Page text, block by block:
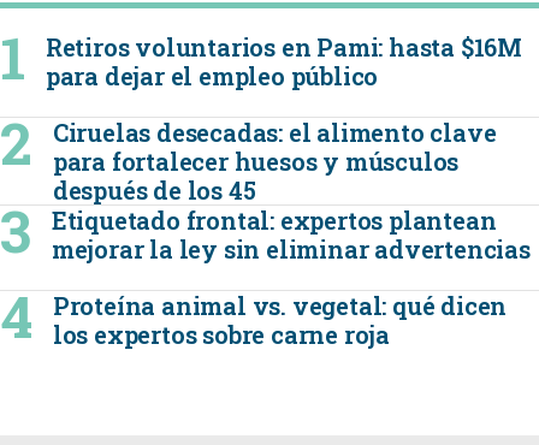
Retiros voluntarios en Pami: hasta $16M
para dejar el empleo público
Ciruelas desecadas: el alimento clave
para fortalecer huesos y músculos
después de los 45
Etiquetado frontal: expertos plantean
mejorar la ley sin eliminar advertencias
Proteína animal vs. vegetal: qué dicen
los expertos sobre carne roja